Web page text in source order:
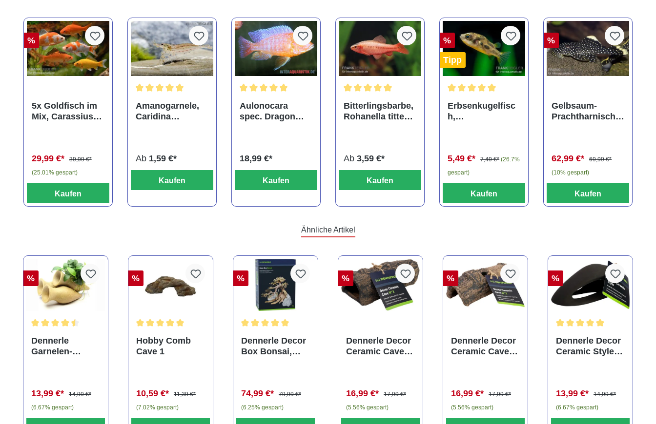
%
5x Goldfisch im
Mix, Carassius
29,99 €*
39,99 €*
(25.01% gespart)
Kaufen
Amanogarnele,
Caridina
Ab 1,59 €*
Kaufen
Aulonocara
spec. Dragon
18,99 €*
Kaufen
Bitterlingsbarbe,
Rohanella titteya,
Ab 3,59 €*
Kaufen
%
Tipp
Erbsenkugelfisc
h,
5,49 €*
7,49 €* (26.7%
gespart)
Kaufen
%
Gelbsaum-
Prachtharnischw
62,99 €*
69,99 €*
(10% gespart)
Kaufen
Ähnliche Artikel
%
Dennerle
Garnelen-
3er Tonamphore
13,99 €*
14,99 €*
(6.67% gespart)
%
Hobby Comb
Cave 1
10,59 €*
11,39 €*
(7.02% gespart)
%
Dennerle Decor
Box Bonsai,
74,99 €*
79,99 €*
(6.25% gespart)
%
Dennerle Decor
Ceramic Cave
16,99 €*
17,99 €*
(5.56% gespart)
%
Dennerle Decor
Ceramic Cave
16,99 €*
17,99 €*
(5.56% gespart)
%
Dennerle Decor
Ceramic Style,
13,99 €*
14,99 €*
(6.67% gespart)